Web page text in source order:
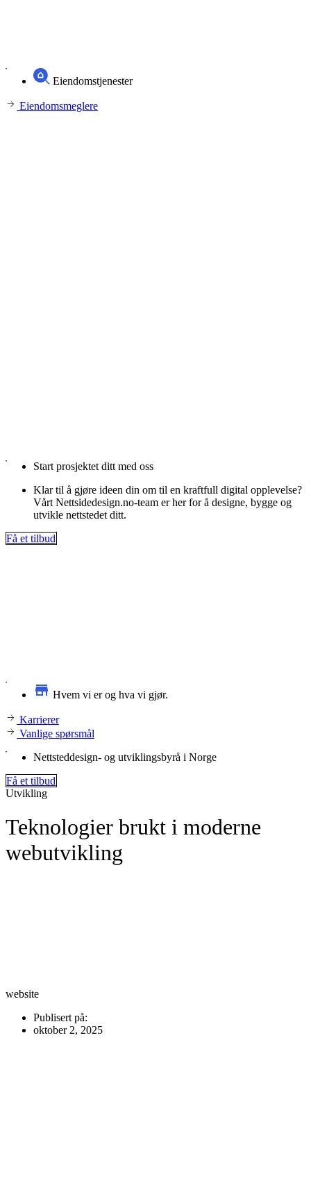
Eiendomstjenester
Eiendomsmeglere
Start prosjektet ditt med oss
Klar til å gjøre ideen din om til en kraftfull digital opplevelse?
Vårt Nettsidedesign.no-team er her for å designe, bygge og
utvikle nettstedet ditt.
Få et tilbud
Hvem vi er og hva vi gjør.
Karrierer
Vanlige spørsmål
Nettsteddesign- og utviklingsbyrå i Norge
Få et tilbud
Utvikling
Teknologier brukt i moderne
webutvikling
website
Publisert på:
oktober 2, 2025